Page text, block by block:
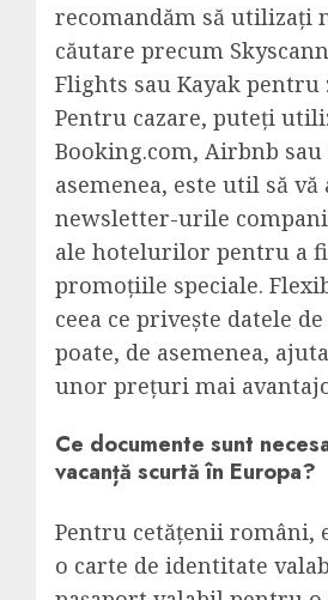
recomandăm să utilizați
căutare precum
Flights sau Kayak
Pentru cazare, puteți
Booking.com, Airbnb sau
asemenea, este util să
newsletter-urile
ale hotelurilor pentru a
promoțiile speciale.
ceea ce privește datele
poate, de asemenea,
unor prețuri mai
Ce documente sunt
vacanță scurtă în Europa?
Pentru cetățenii români,
o carte de identitate